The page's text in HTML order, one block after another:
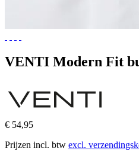
VENTI Modern Fit
€ 54,95
Prijzen incl. btw excl.